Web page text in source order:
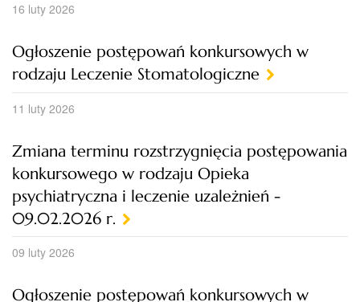
16 luty 2026
Ogłoszenie postępowań konkursowych w
rodzaju Leczenie Stomatologiczne
11 luty 2026
Zmiana terminu rozstrzygnięcia postępowania
konkursowego w rodzaju Opieka
psychiatryczna i leczenie uzależnień -
09.02.2026 r.
09 luty 2026
Ogłoszenie postępowań konkursowych w